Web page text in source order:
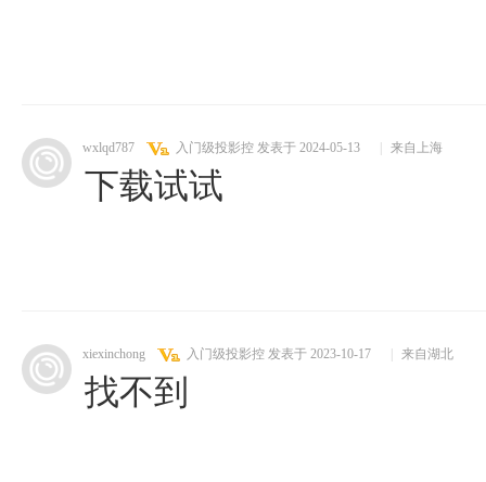
wxlqd787 入门级投影控 发表于 2024-05-13 来自上海
下载试试
xiexinchong 入门级投影控 发表于 2023-10-17 来自湖北
找不到